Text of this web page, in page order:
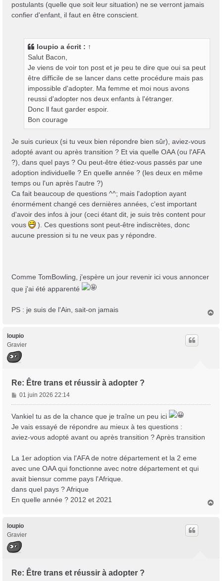
postulants (quelle que soit leur situation) ne se verront jamais
confier d'enfant, il faut en être conscient.
loupio a écrit : ↑
Salut Bacon,
Je viens de voir ton post et je peu te dire que oui sa peut
être difficile de se lancer dans cette procédure mais pas
impossible d'adopter. Ma femme et moi nous avons
reussi d'adopter nos deux enfants à l'étranger.
Donc ll faut garder espoir.
Bon courage
Je suis curieux (si tu veux bien répondre bien sûr), aviez-vous
adopté avant ou après transition ? Et via quelle OAA (ou l'AFA
?), dans quel pays ? Ou peut-être étiez-vous passés par une
adoption individuelle ? En quelle année ? (les deux en même
temps ou l'un après l'autre ?)
Ca fait beaucoup de questions ^^; mais l'adoption ayant
énormément changé ces dernières années, c'est important
d'avoir des infos à jour (ceci étant dit, je suis très content pour
vous
). Ces questions sont peut-être indiscrètes, donc
aucune pression si tu ne veux pas y répondre.
Comme TomBowling, j'espère un jour revenir ici vous annoncer
que j'ai été apparenté
PS : je suis de l'Ain, sait-on jamais
loupio
Gravier
Re: Être trans et réussir à adopter ?
M
e
a
g
01 juin 2026 22:14
Vankiel tu as de la chance que je traîne un peu ici
Je vais essayé de répondre au mieux à tes questions :
aviez-vous adopté avant ou après transition ? Après transition
La 1er adoption via l'AFA de notre département et la 2 eme
avec une OAA qui fonctionne avec notre département et qui
avait biensur comme pays l'Afrique.
dans quel pays ? Afrique
En quelle année ? 2012 et 2021
loupio
Gravier
Re: Être trans et réussir à adopter ?